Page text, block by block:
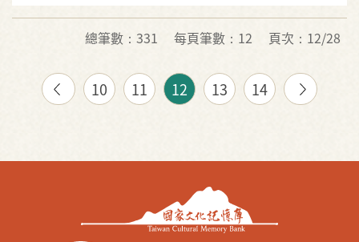
總筆數：331 每頁筆數：12 頁次：12/28
10 11 12 13 14